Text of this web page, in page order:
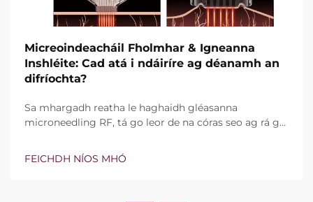
Micreoindeacháil Fholmhar & Igneanna
Inshléite: Cad atá i ndáiríre ag déanamh an
difríochta?
Sa mhargadh reatha le haghaidh gléasanna
microneedling RF, tá go leor de na córas seo ag rá go
Áfach, níl an cheist fíor i ndáiríre an bhfuil na gnéithe
seo ann nó nach bhfuil, ach conas a oibríonn siad go
FEICHDH NÍOS MHÓ